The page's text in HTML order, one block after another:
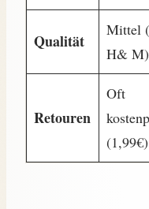
Qualität
Mittel
H& M)
Retouren
Oft
(1,99€)